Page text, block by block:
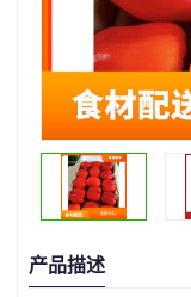
产品描述